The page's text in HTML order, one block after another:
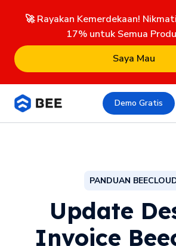
🚀 Rayakan Kemerdekaan!
17% untuk Semua
Saya Mau
Demo Gratis
PANDUAN
Update
Invoice